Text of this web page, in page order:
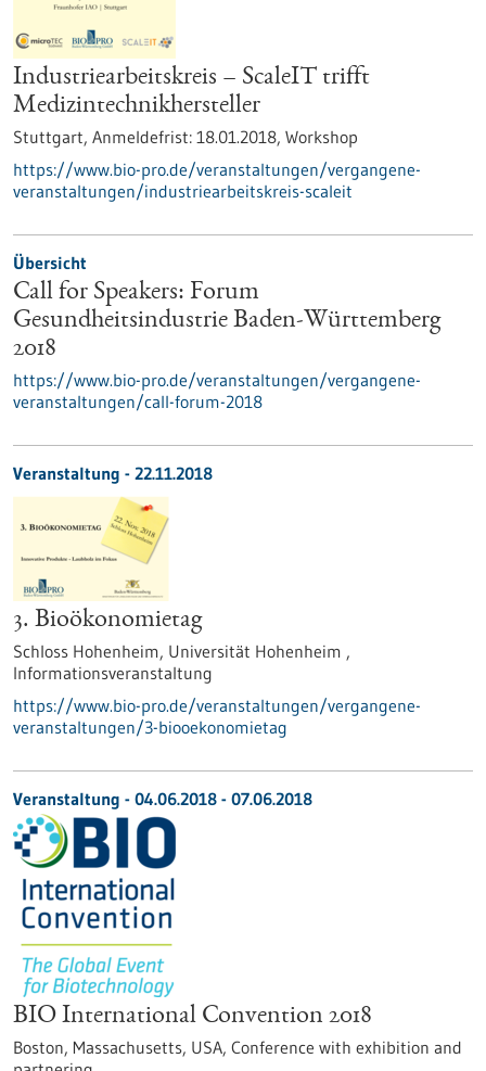
Industriearbeitskreis – ScaleIT trifft
Medizintechnikhersteller
Stuttgart, Anmeldefrist: 18.01.2018, Workshop
https://www.bio-pro.de/veranstaltungen/vergangene-
veranstaltungen/industriearbeitskreis-scaleit
Übersicht
Call for Speakers: Forum
Gesundheitsindustrie Baden-Württemberg
2018
https://www.bio-pro.de/veranstaltungen/vergangene-
veranstaltungen/call-forum-2018
Veranstaltung - 22.11.2018
3. Bioökonomietag
Schloss Hohenheim, Universität Hohenheim ,
Informationsveranstaltung
https://www.bio-pro.de/veranstaltungen/vergangene-
veranstaltungen/3-biooekonomietag
Veranstaltung - 04.06.2018 - 07.06.2018
BIO International Convention 2018
Boston, Massachusetts, USA, Conference with exhibition and